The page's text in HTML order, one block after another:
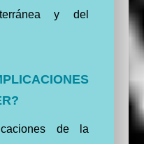
y del
de la